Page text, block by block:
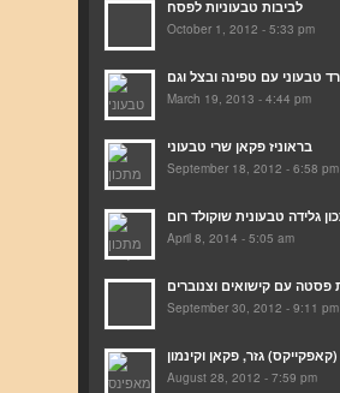
לביבות טבעוניות לפסח
October 1, 2012 - 5:33 pm
March 19, 2013 - 4:44 pm
בראוניז פקאן שרי טבעוני
September 18, 2012 - 6:58 pm
April 8, 2014 - 5:05 am
September 30, 2012 - 9:11 pm
August 28, 2012 - 7:59 pm